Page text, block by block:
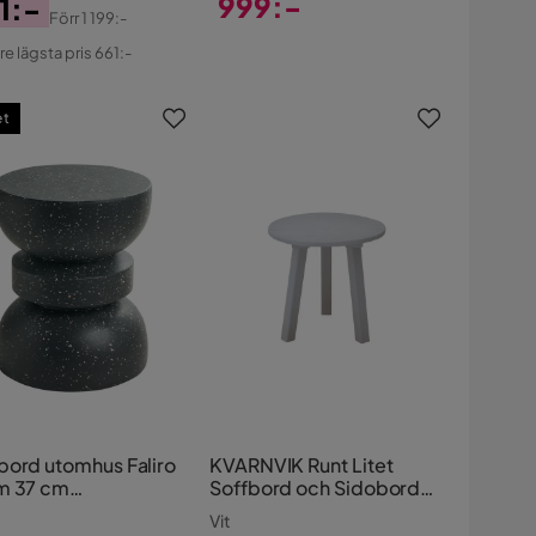
Förr1 199:-
lägsta pris 661:-
utomhus Faliro
37 cm
KVARNVIK Runt Litet
Soffbord och Sidobord
Utomhus 50 cm Trä
Vit